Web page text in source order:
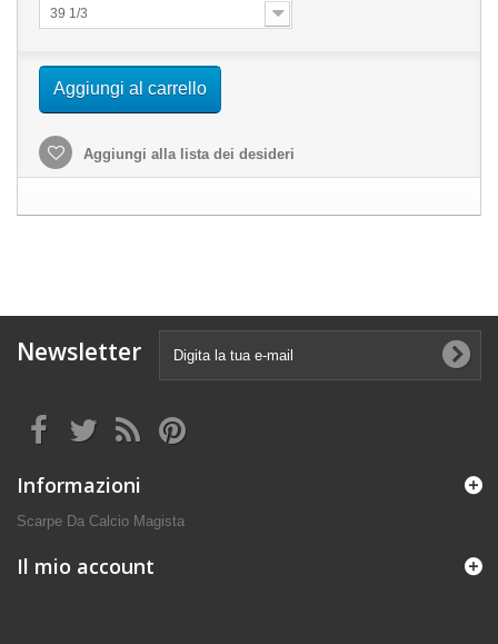
39 1/3
Aggiungi al carrello
Aggiungi alla lista dei desideri
Newsletter
Informazioni
Scarpe Da Calcio Magista
Il mio account